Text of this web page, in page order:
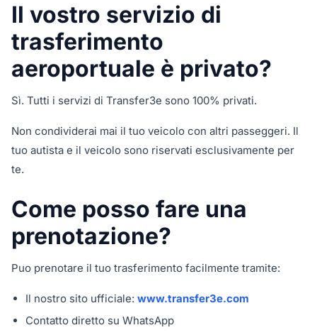
Il vostro servizio di
trasferimento
aeroportuale è privato?
Sì. Tutti i servizi di Transfer3e sono 100% privati.
Non condividerai mai il tuo veicolo con altri passeggeri. Il
tuo autista e il veicolo sono riservati esclusivamente per
te.
Come posso fare una
prenotazione?
Puo prenotare il tuo trasferimento facilmente tramite:
Il nostro sito ufficiale: www.transfer3e.com
Contatto diretto su WhatsApp